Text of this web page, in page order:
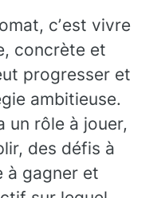
cʼest vivre
concrète et
progresser et
ambitieuse.
un rôle à jouer,
des défis à
à gagner et